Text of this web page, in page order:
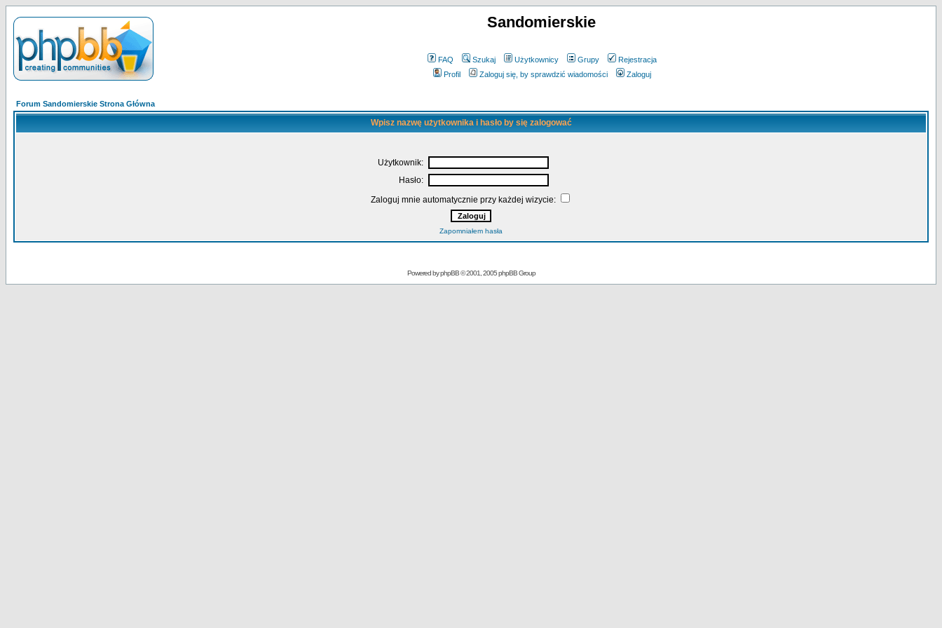
Sandomierskie
FAQ Szukaj Użytkownicy Grupy
Rejestracja
Profil
Zaloguj się, by sprawdzić wiadomości Zaloguj
Forum Sandomierskie Strona Główna
Wpisz nazwę użytkownika i hasło by się zalogować
Użytkownik:
Hasło:
Zaloguj mnie automatycznie przy każdej wizycie:
Zapomniałem hasła
Powered byphpBB© 2001, 2005 phpBB Group